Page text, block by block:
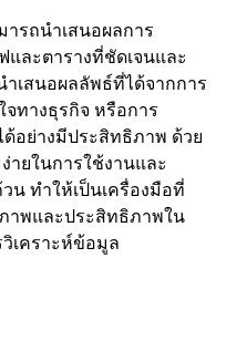
ารถนำเสนอผลการ
ละตารางที่ชัดเจนและ
ำเสนอผลลัพธ์ที่ได้จากการ
ทางธุรกิจ หรือการ
อย่างมีประสิทธิภาพ ด้วย
ายในการใช้งานและ
น ทำให้เป็นเครื่องมือที่
าพและประสิทธิภาพใน
เคราะห์ข้อมูล